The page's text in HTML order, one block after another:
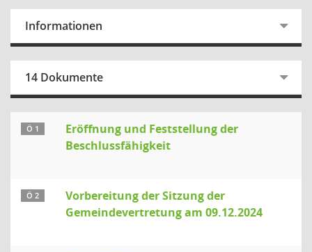
Informationen
14 Dokumente
Ö 1
Eröffnung und Feststellung der
Beschlussfähigkeit
Ö 2
Vorbereitung der Sitzung der
Gemeindevertretung am 09.12.2024